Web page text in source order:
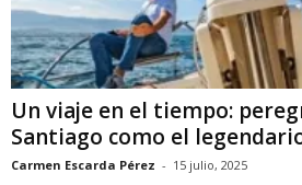
Un viaje en el tiempo:
Santiago como el
Carmen Escarda Pérez - 15 julio, 2025